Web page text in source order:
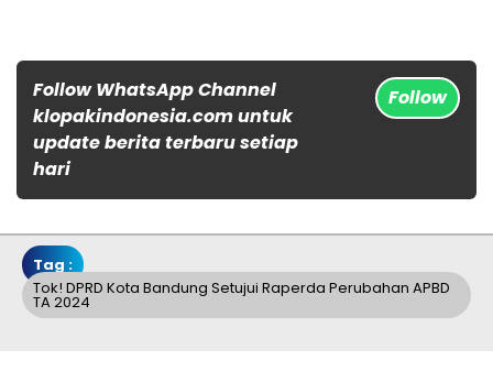
Follow WhatsApp Channel
klopakindonesia.com untuk
update berita terbaru setiap
hari
Follow
Tag :
Tok! DPRD Kota Bandung Setujui Raperda Perubahan APBD
TA 2024